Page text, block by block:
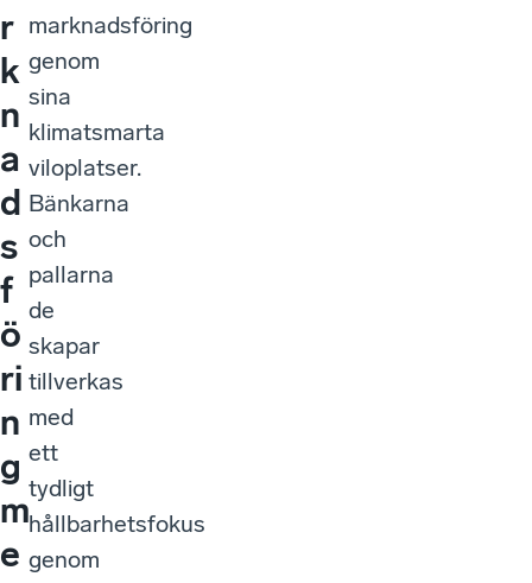
r
k
n
a
d
s
f
ö
ri
n
g
m
e
marknadsföring
genom
sina
klimatsmarta
viloplatser.
Bänkarna
och
pallarna
de
skapar
tillverkas
med
ett
tydligt
hållbarhetsfokus
genom